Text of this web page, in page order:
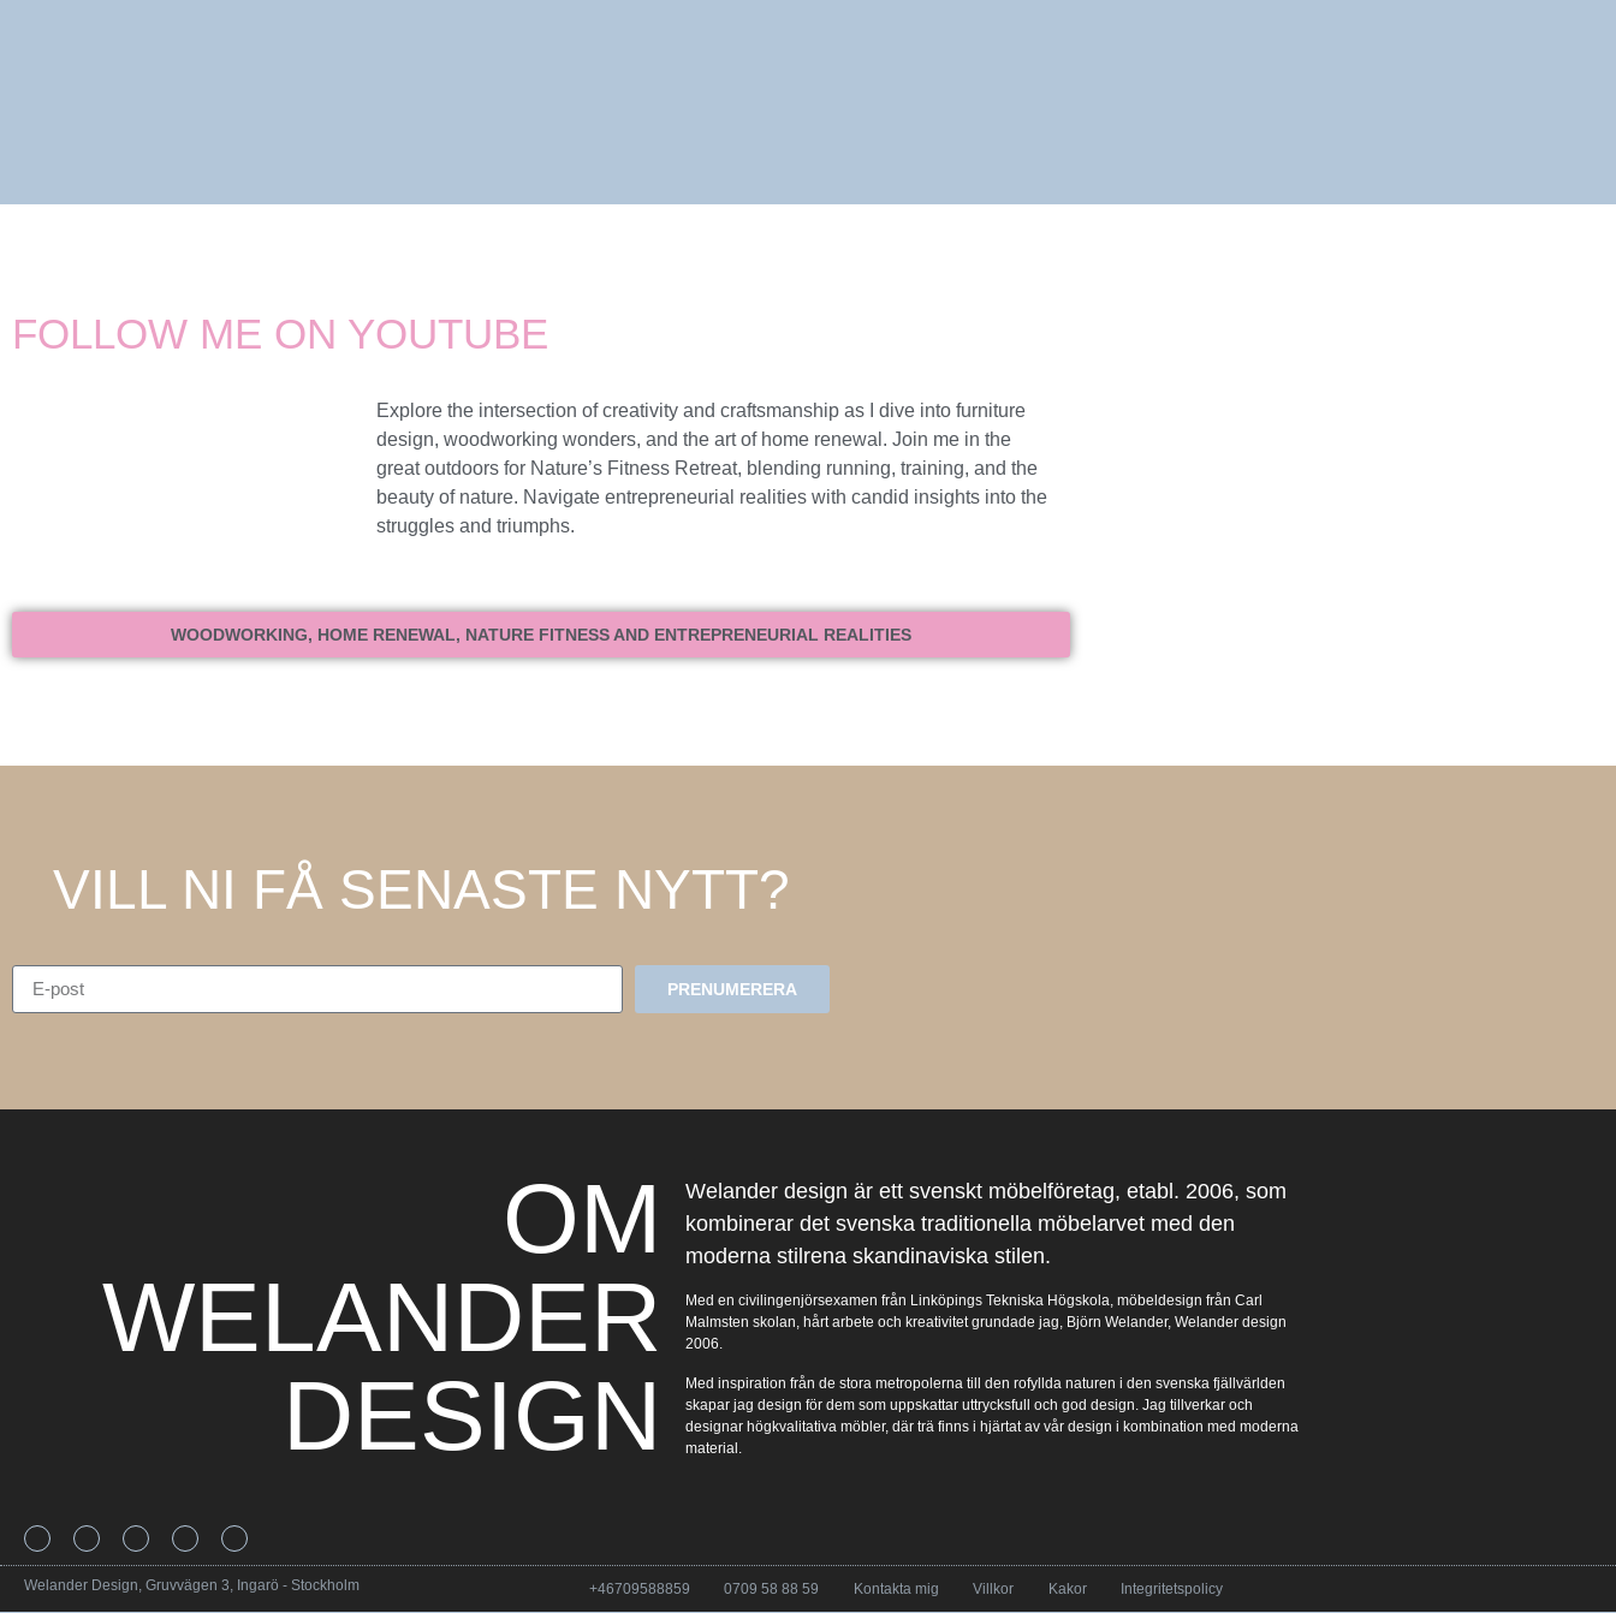
FOLLOW ME ON YOUTUBE
Explore the intersection of creativity and craftsmanship as I dive into furniture
design, woodworking wonders, and the art of home renewal. Join me in the
great outdoors for Nature’s Fitness Retreat, blending running, training, and the
beauty of nature. Navigate entrepreneurial realities with candid insights into the
struggles and triumphs.
WOODWORKING, HOME RENEWAL, NATURE FITNESS AND ENTREPRENEURIAL REALITIES
VILL NI FÅ SENASTE NYTT?
PRENUMERERA
OM
WELANDER
DESIGN
Welander design är ett svenskt möbelföretag, etabl. 2006, som
kombinerar det svenska traditionella möbelarvet med den
moderna stilrena skandinaviska stilen.
Med en civilingenjörsexamen från Linköpings Tekniska Högskola, möbeldesign från Carl
Malmsten skolan, hårt arbete och kreativitet grundade jag, Björn Welander, Welander design
2006.
Med inspiration från de stora metropolerna till den rofyllda naturen i den svenska fjällvärlden
skapar jag design för dem som uppskattar uttrycksfull och god design. Jag tillverkar och
designar högkvalitativa möbler, där trä finns i hjärtat av vår design i kombination med moderna
material.
Welander Design, Gruvvägen 3, Ingarö - Stockholm +46709588859 0709 58 88 59 Kontakta mig Villkor Kakor Integritetspolicy